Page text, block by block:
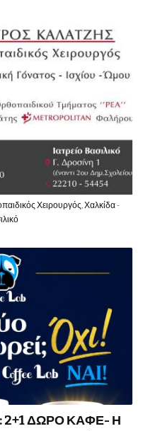
Χειρουργός, Χαλκίδα -
2+1 ΔΩΡΟ ΚΑΦΕ- Η